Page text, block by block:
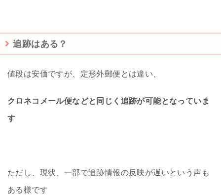
追跡はある？
値段は安価ですが、定形外郵便とは違い、
クロネコメール便などと同じく追跡が可能となっていま
す
ただし、現状、一部で追跡情報の反映が遅いという声も
ある様です